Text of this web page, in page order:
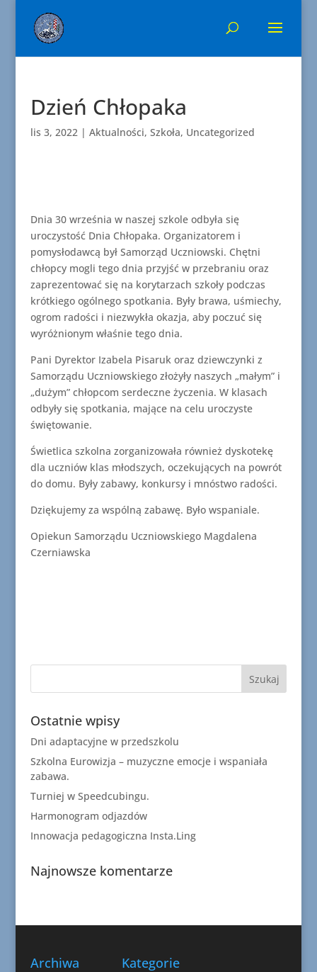
Dzień Chłopaka
lis 3, 2022| Aktualności, Szkoła, Uncategorized
Dnia 30 września w naszej szkole odbyła się
uroczystość Dnia Chłopaka. Organizatorem i
pomysłodawcą był Samorząd Uczniowski. Chętni
chłopcy mogli tego dnia przyjść w przebraniu oraz
zaprezentować się na korytarzach szkoły podczas
krótkiego ogólnego spotkania. Były brawa, uśmiechy,
ogrom radości i niezwykła okazja, aby poczuć się
wyróżnionym właśnie tego dnia.
Pani Dyrektor Izabela Pisaruk oraz dziewczynki z
Samorządu Uczniowskiego złożyły naszych „małym” i
„dużym” chłopcom serdeczne życzenia. W klasach
odbyły się spotkania, mające na celu uroczyste
świętowanie.
Świetlica szkolna zorganizowała również dyskotekę
dla uczniów klas młodszych, oczekujących na powrót
do domu. Były zabawy, konkursy i mnóstwo radości.
Dziękujemy za wspólną zabawę. Było wspaniale.
Opiekun Samorządu Uczniowskiego Magdalena
Czerniawska
Ostatnie wpisy
Dni adaptacyjne w przedszkolu
Szkolna Eurowizja – muzyczne emocje i wspaniała
zabawa.
Turniej w Speedcubingu.
Harmonogram odjazdów
Innowacja pedagogiczna Insta.Ling
Najnowsze komentarze
Archiwa Kategorie